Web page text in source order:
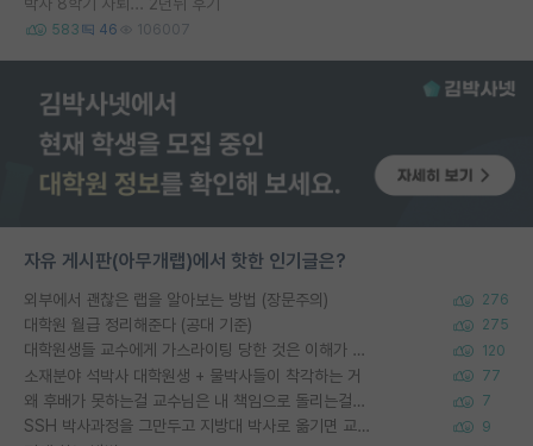
583 46 106007
자유 게시판(아무개랩)에서 핫한 인기글은?
외부에서 괜찮은 랩을 알아보는 방법 (장문주의) 276
대학원 월급 정리해준다 (공대 기준) 275
대학원생들 교수에게 가스라이팅 당한 것은 이해가 갑니다. 안타깝네요. 120
소재분야 석박사 대학원생 + 물박사들이 착각하는 거 77
왜 후배가 못하는걸 교수님은 내 책임으로 돌리는걸까요? 7
SSH 박사과정을 그만두고 지방대 박사로 옮기면 교수의 꿈은 끝일까요? 9